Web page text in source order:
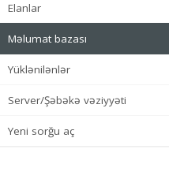
Elanlar
Məlumat bazası
Yüklənilənlər
Server/Şəbəkə vəziyyəti
Yeni sorğu aç